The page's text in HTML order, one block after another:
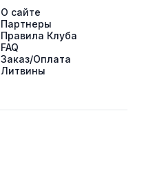
О сайте
Партнеры
Правила Клуба
FAQ
Заказ/Оплата
Литвины